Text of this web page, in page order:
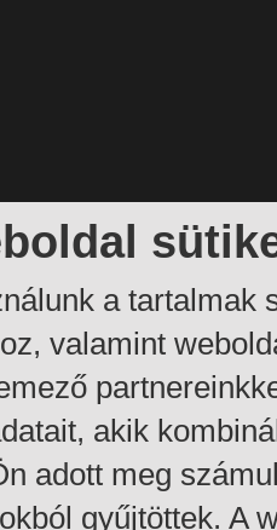
a tartalmak
valamint
akik
adott meg
gyűjtöttek. A